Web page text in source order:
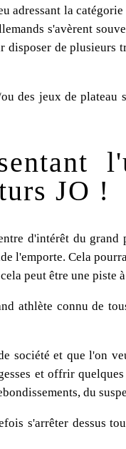
adressant la
s'avèrent
de plusieurs
des jeux de plateau
JO !
d'intérêt du
l'emporte. Cela
peut être une piste
athlète connu de
société et que l'on
et offrir
du
s'arrêter dessus